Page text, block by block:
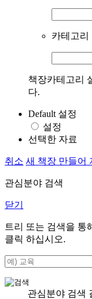
카테고리
책장카테고리
다.
Default 설정
설정
선택한 자료
취소 새 책장 만들어
관심분야 검색
닫기
트리 또는 검색을 통
클릭 하십시오.
관심분야 검색